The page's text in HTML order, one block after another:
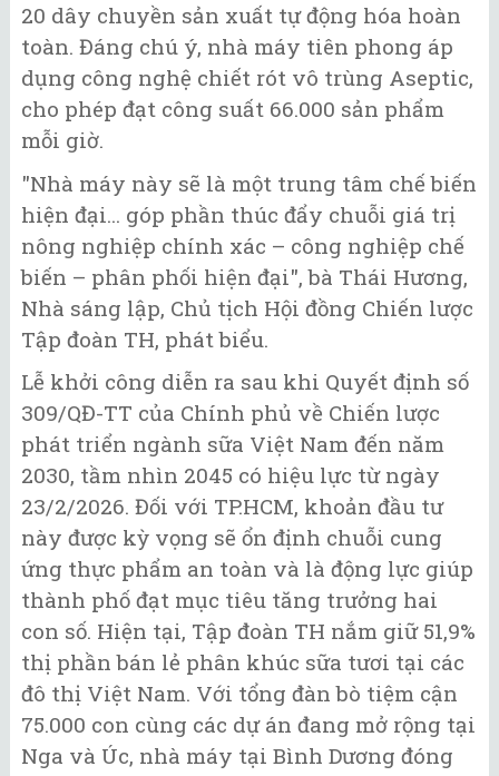
20 dây chuyền sản xuất tự động hóa hoàn
toàn. Đáng chú ý, nhà máy tiên phong áp
dụng công nghệ chiết rót vô trùng Aseptic,
cho phép đạt công suất 66.000 sản phẩm
mỗi giờ.
"Nhà máy này sẽ là một trung tâm chế biến
hiện đại... góp phần thúc đẩy chuỗi giá trị
nông nghiệp chính xác – công nghiệp chế
biến – phân phối hiện đại", bà Thái Hương,
Nhà sáng lập, Chủ tịch Hội đồng Chiến lược
Tập đoàn TH, phát biểu.
Lễ khởi công diễn ra sau khi Quyết định số
309/QĐ-TT của Chính phủ về Chiến lược
phát triển ngành sữa Việt Nam đến năm
2030, tầm nhìn 2045 có hiệu lực từ ngày
23/2/2026. Đối với TP.HCM, khoản đầu tư
này được kỳ vọng sẽ ổn định chuỗi cung
ứng thực phẩm an toàn và là động lực giúp
thành phố đạt mục tiêu tăng trưởng hai
con số. Hiện tại, Tập đoàn TH nắm giữ 51,9%
thị phần bán lẻ phân khúc sữa tươi tại các
đô thị Việt Nam. Với tổng đàn bò tiệm cận
75.000 con cùng các dự án đang mở rộng tại
Nga và Úc, nhà máy tại Bình Dương đóng